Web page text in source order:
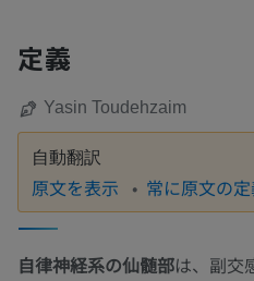
定義
Yasin Toudehzaim
自動翻訳
原文を表示 常に原文の
自律神経系の仙髄部は、副交